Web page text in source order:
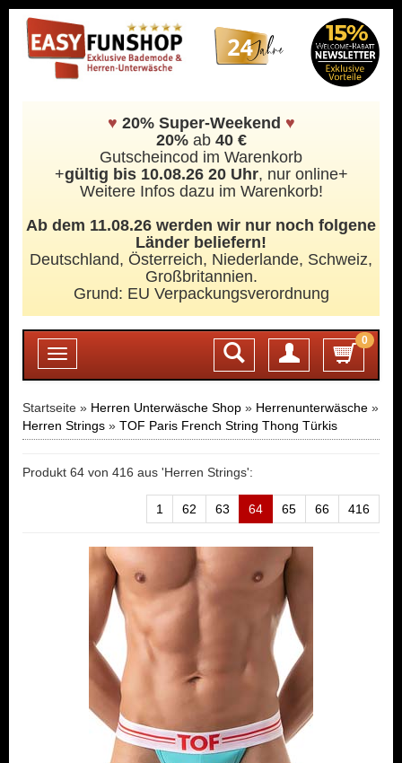
♥ 20% Super-Weekend ♥
20%ab 40 €
Gutscheincod im Warenkorb
+gültig bis 10.08.26 20 Uhr, nur online+
Weitere Infos dazu im Warenkorb!
Ab dem 11.08.26 werden wir nur noch folgene
Länder beliefern!
Deutschland, Österreich, Niederlande, Schweiz,
Großbritannien.
Grund: EU Verpackungsverordnung
Toggle
navigation
0
Login
Startseite » Herren Unterwäsche Shop » Herrenunterwäsche »
Herren Strings » TOF Paris French String Thong Türkis
Produkt 64 von 416 aus 'Herren Strings':
1 62 63 64 65 66 416